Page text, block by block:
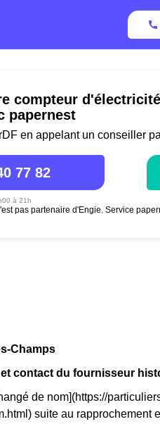
compteur
papernest
en appelant un conseiller
77 82
à 21h
pas partenaire d'Engie. Service
Champs
contact du fournisseur
de nom](https://
suite au rapprochement